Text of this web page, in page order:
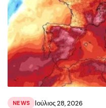
NEWS Ιούλιος 28, 2026